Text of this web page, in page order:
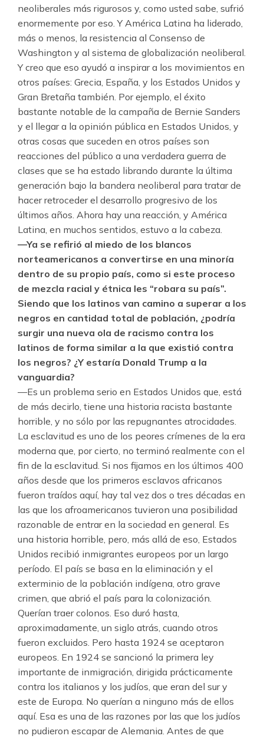
neoliberales más rigurosos y, como usted sabe, sufrió
enormemente por eso. Y América Latina ha liderado,
más o menos, la resistencia al Consenso de
Washington y al sistema de globalización neoliberal.
Y creo que eso ayudó a inspirar a los movimientos en
otros países: Grecia, España, y los Estados Unidos y
Gran Bretaña también. Por ejemplo, el éxito
bastante notable de la campaña de Bernie Sanders
y el llegar a la opinión pública en Estados Unidos, y
otras cosas que suceden en otros países son
reacciones del público a una verdadera guerra de
clases que se ha estado librando durante la última
generación bajo la bandera neoliberal para tratar de
hacer retroceder el desarrollo progresivo de los
últimos años. Ahora hay una reacción, y América
Latina, en muchos sentidos, estuvo a la cabeza.
—Ya se refirió al miedo de los blancos
norteamericanos a convertirse en una minoría
dentro de su propio país, como si este proceso
de mezcla racial y étnica les “robara su país”.
Siendo que los latinos van camino a superar a los
negros en cantidad total de población, ¿podría
surgir una nueva ola de racismo contra los
latinos de forma similar a la que existió contra
los negros? ¿Y estaría Donald Trump a la
vanguardia?
—Es un problema serio en Estados Unidos que, está
de más decirlo, tiene una historia racista bastante
horrible, y no sólo por las repugnantes atrocidades.
La esclavitud es uno de los peores crímenes de la era
moderna que, por cierto, no terminó realmente con el
fin de la esclavitud. Si nos fijamos en los últimos 400
años desde que los primeros esclavos africanos
fueron traídos aquí, hay tal vez dos o tres décadas en
las que los afroamericanos tuvieron una posibilidad
razonable de entrar en la sociedad en general. Es
una historia horrible, pero, más allá de eso, Estados
Unidos recibió inmigrantes europeos por un largo
período. El país se basa en la eliminación y el
exterminio de la población indígena, otro grave
crimen, que abrió el país para la colonización.
Querían traer colonos. Eso duró hasta,
aproximadamente, un siglo atrás, cuando otros
fueron excluidos. Pero hasta 1924 se aceptaron
europeos. En 1924 se sancionó la primera ley
importante de inmigración, dirigida prácticamente
contra los italianos y los judíos, que eran del sur y
este de Europa. No querían a ninguno más de ellos
aquí. Esa es una de las razones por las que los judíos
no pudieron escapar de Alemania. Antes de que